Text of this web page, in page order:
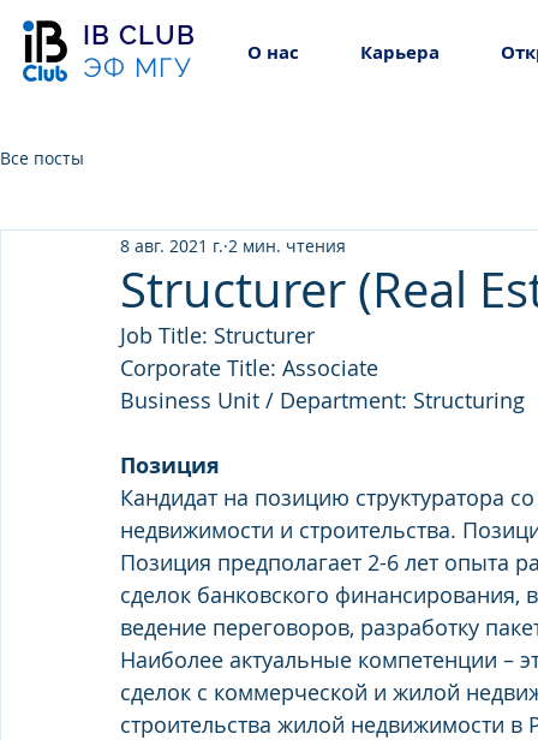
IB CLUB
ЭФ МГУ
О нас Карьера
Все посты
Structurer (Real
8 авг. 2021 г. 2 мин. чтения
Job Title: Structurer
Corporate Title: Associate
Business Unit / Department: Structuring
Позиция
Кандидат на позицию структуратора
недвижимости и строительства.
Позиция предполагает 2-6 лет опыта
сделок банковского
ведение переговоров, разработку
Наиболее актуальные компетенции –
сделок с коммерческой и жилой
строительства жилой недвижимости в